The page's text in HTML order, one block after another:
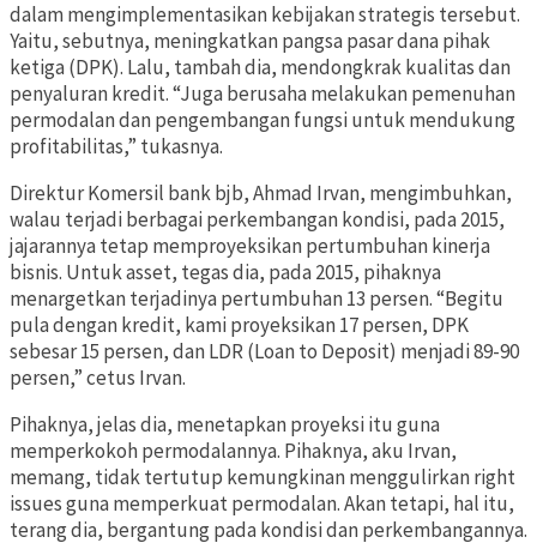
dalam mengimplementasikan kebijakan strategis tersebut.
Yaitu, sebutnya, meningkatkan pangsa pasar dana pihak
ketiga (DPK). Lalu, tambah dia, mendongkrak kualitas dan
penyaluran kredit. “Juga berusaha melakukan pemenuhan
permodalan dan pengembangan fungsi untuk mendukung
profitabilitas,” tukasnya.
Direktur Komersil bank bjb, Ahmad Irvan, mengimbuhkan,
walau terjadi berbagai perkembangan kondisi, pada 2015,
jajarannya tetap memproyeksikan pertumbuhan kinerja
bisnis. Untuk asset, tegas dia, pada 2015, pihaknya
menargetkan terjadinya pertumbuhan 13 persen. “Begitu
pula dengan kredit, kami proyeksikan 17 persen, DPK
sebesar 15 persen, dan LDR (Loan to Deposit) menjadi 89-90
persen,” cetus Irvan.
Pihaknya, jelas dia, menetapkan proyeksi itu guna
memperkokoh permodalannya. Pihaknya, aku Irvan,
memang, tidak tertutup kemungkinan menggulirkan right
issues guna memperkuat permodalan. Akan tetapi, hal itu,
terang dia, bergantung pada kondisi dan perkembangannya.